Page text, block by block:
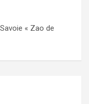
« Zao de